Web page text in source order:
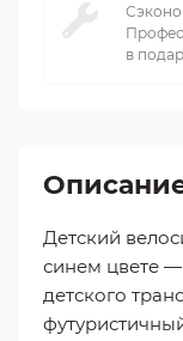
в
Детский
синем цвете
детского